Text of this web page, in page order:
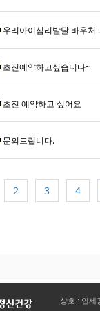
우리아이심리발달 바우처
초진예약하고싶습니다~
초진 예약하고 싶어요
문의드립니다.
2 3 4
상호 : 연세